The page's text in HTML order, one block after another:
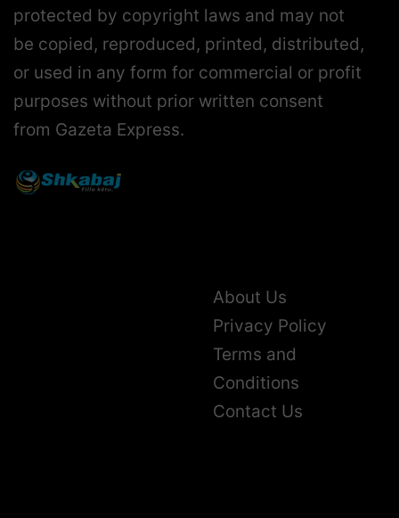
protected by copyright laws and may not
be copied, reproduced, printed, distributed,
or used in any form for commercial or profit
purposes without prior written consent
from Gazeta Express.
About Us
Privacy Policy
Terms and
Conditions
Contact Us